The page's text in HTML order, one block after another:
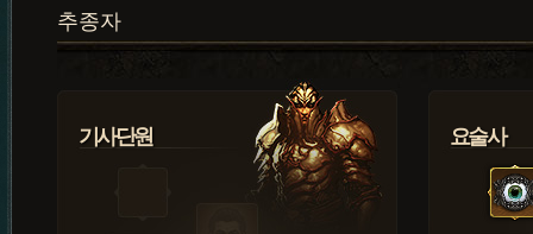
추종자
기사단원 요술사